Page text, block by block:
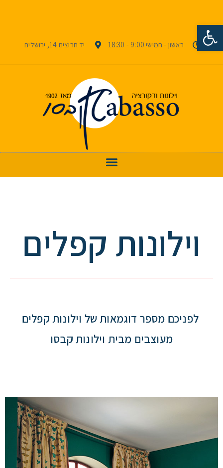
ראשון - חמישי 9:00 - 18:30 יד חרוצים 14, ירושלים
וילונות קפלים
לפניכם מספר דוגמאות של וילונות קפלים
מעוצבים מבית וילונות קבסו
פתח סרגל נגישות